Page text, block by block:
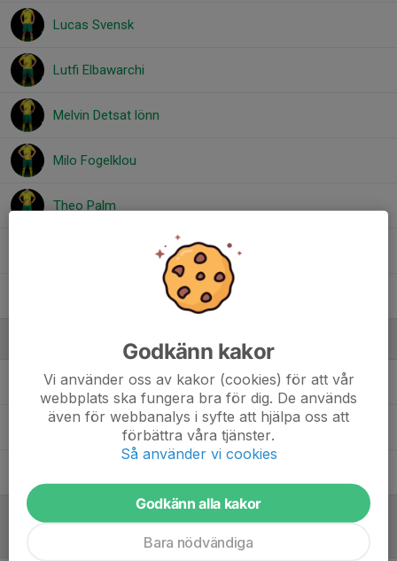
Lucas Svensk
Lutfi Elbawarchi
Melvin Detsat lönn
Milo Fogelklou
Theo Palm
Johan Fogelklou Tränare
Liam RosenkvistTränare
Godkänn kakor
Vi använder oss av kakor (cookies) för att vår
webbplats ska fungera bra för dig. De används
även för webbanalys i syfte att hjälpa oss att
förbättra våra tjänster.
Så använder vi cookies
Godkänn alla kakor
Bara nödvändiga